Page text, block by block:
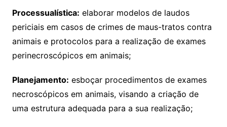
Processualística: elaborar modelos de laudos
periciais em casos de crimes de maus-tratos contra
animais e protocolos para a realização de exames
perinecroscópicos em animais;
Planejamento: esboçar procedimentos de exames
necroscópicos em animais, visando a criação de
uma estrutura adequada para a sua realização;